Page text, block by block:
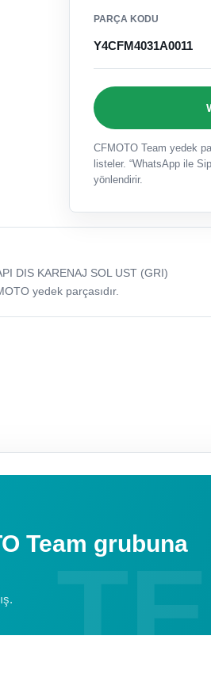
PARÇA KODU
Y4CFM4031A0011
CFMOTO Team yedek
listeler. “WhatsApp ile
yönlendirir.
DIS KARENAJ SOL UST (GRI)
yedek parçasıdır.
Team grubuna